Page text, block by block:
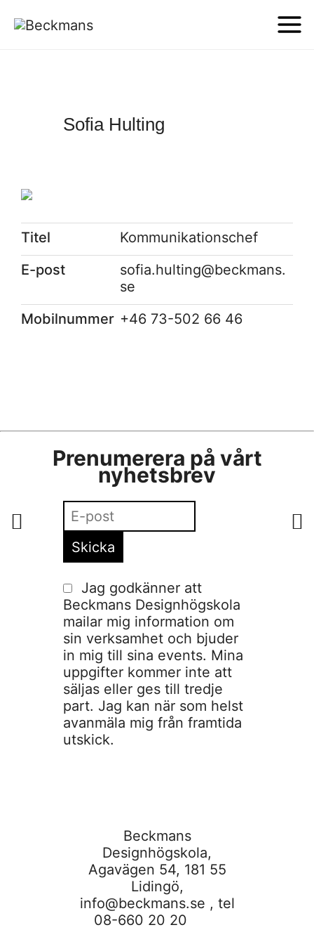
Sofia Hulting
Titel
Kommunikationschef
E-post
sofia.hulting@beckmans.
se
Mobilnummer +46 73-502 66 46
Prenumerera på vårt
nyhetsbrev
Jag godkänner att
Beckmans Designhögskola
mailar mig information om
sin verksamhet och bjuder
in mig till sina events. Mina
uppgifter kommer inte att
säljas eller ges till tredje
part. Jag kan när som helst
avanmäla mig från framtida
utskick.
Beckmans
Designhögskola,
Agavägen 54, 181 55
Lidingö,
info@beckmans.se , tel
08-660 20 20